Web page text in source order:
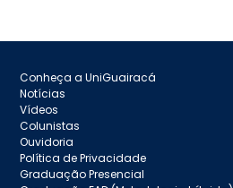
Conheça a UniGuairacá
Notícias
Vídeos
Colunistas
Ouvidoria
Política de Privacidade
Graduação Presencial